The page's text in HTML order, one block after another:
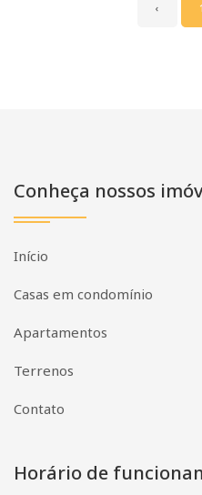
‹ 1
Conheça nossos
Início
Casas em condomínio
Apartamentos
Terrenos
Contato
Horário de